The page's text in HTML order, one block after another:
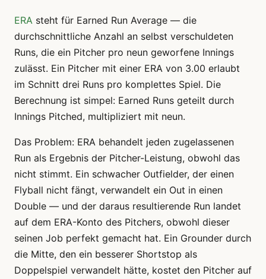
ERA steht für Earned Run Average — die
durchschnittliche Anzahl an selbst verschuldeten
Runs, die ein Pitcher pro neun geworfene Innings
zulässt. Ein Pitcher mit einer ERA von 3.00 erlaubt
im Schnitt drei Runs pro komplettes Spiel. Die
Berechnung ist simpel: Earned Runs geteilt durch
Innings Pitched, multipliziert mit neun.
Das Problem: ERA behandelt jeden zugelassenen
Run als Ergebnis der Pitcher-Leistung, obwohl das
nicht stimmt. Ein schwacher Outfielder, der einen
Flyball nicht fängt, verwandelt ein Out in einen
Double — und der daraus resultierende Run landet
auf dem ERA-Konto des Pitchers, obwohl dieser
seinen Job perfekt gemacht hat. Ein Grounder durch
die Mitte, den ein besserer Shortstop als
Doppelspiel verwandelt hätte, kostet den Pitcher auf